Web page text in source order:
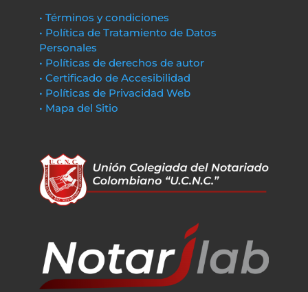
• Términos y condiciones
• Política de Tratamiento de Datos
Personales
• Políticas de derechos de autor
• Certificado de Accesibilidad
• Políticas de Privacidad Web
• Mapa del Sitio